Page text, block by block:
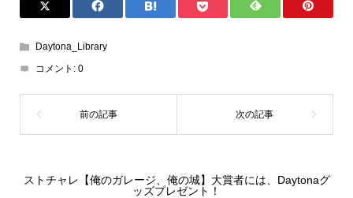
1/248
Daytona_Library